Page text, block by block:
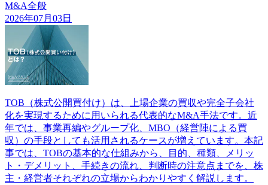
M&A全般
2026年07月03日
TOB（株式公開買付け）は、上場企業の買収や完全子会社
化を実現するために用いられる代表的なM&A手法です。近
年では、事業再編やグループ化、MBO（経営陣による買
収）の手段としても活用されるケースが増えています。本記
事では、TOBの基本的な仕組みから、目的、種類、メリッ
ト・デメリット、手続きの流れ、判断時の注意点までを、株
主・経営者それぞれの立場からわかりやすく解説します。